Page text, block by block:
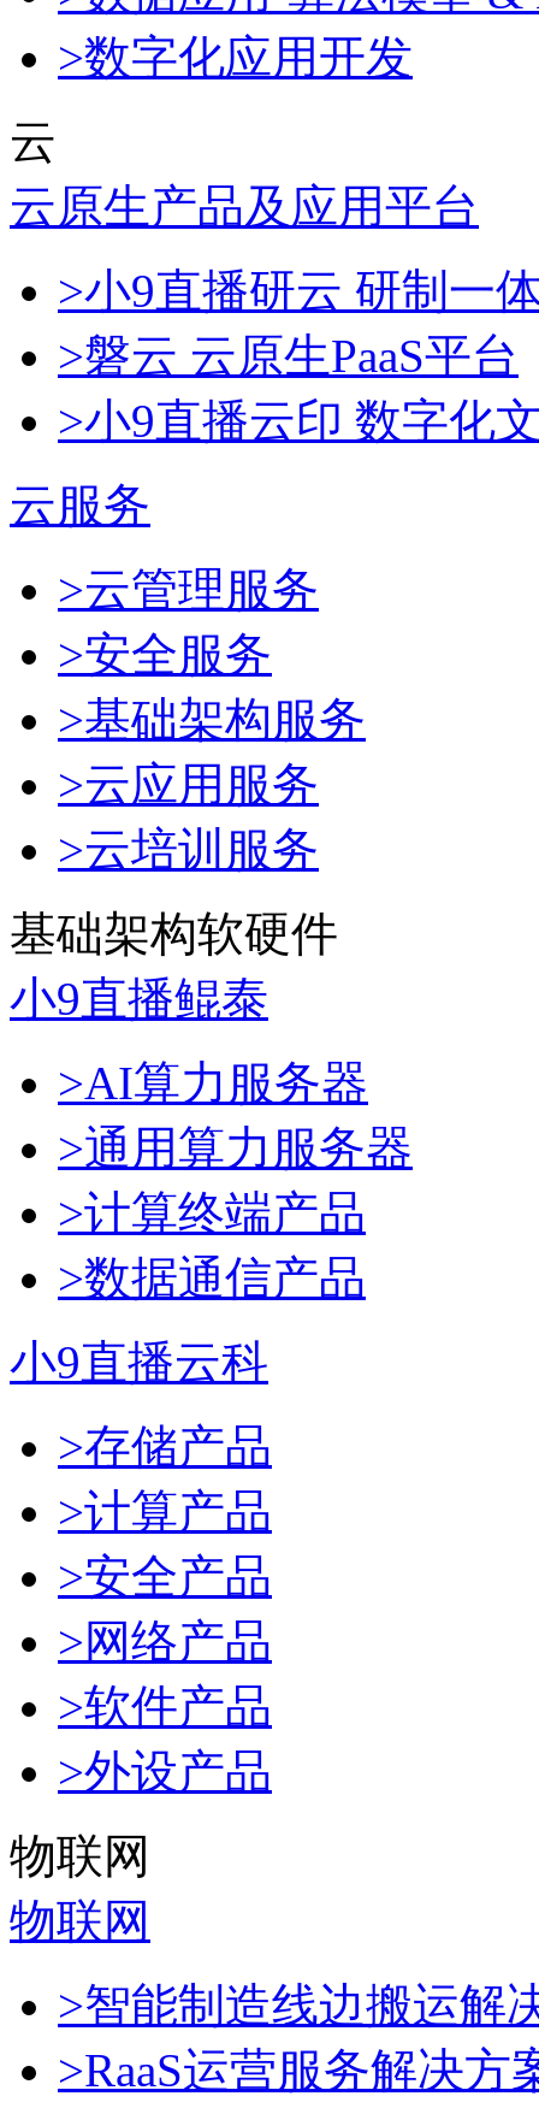
>数字化应用开发
云
云原生产品及应用平台
>小9直播研云 研制一
>磐云 云原生PaaS平台
>小9直播云印 数字化
云服务
>云管理服务
>安全服务
>基础架构服务
>云应用服务
>云培训服务
基础架构软硬件
小9直播鲲泰
>AI算力服务器
>通用算力服务器
>计算终端产品
>数据通信产品
小9直播云科
>存储产品
>计算产品
>安全产品
>网络产品
>软件产品
>外设产品
物联网
物联网
>智能制造线边搬运解
>RaaS运营服务解决方